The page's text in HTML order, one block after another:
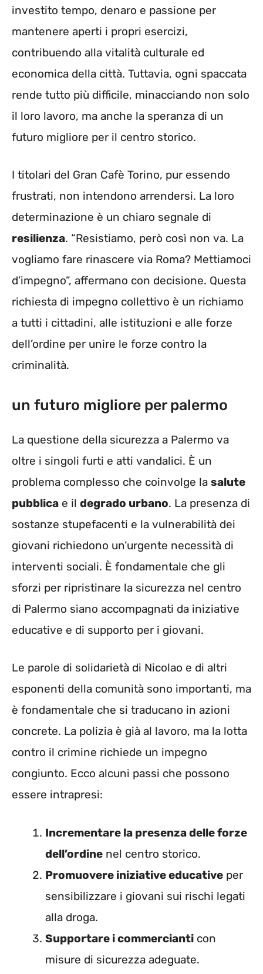
investito tempo, denaro e passione per
mantenere aperti i propri esercizi,
contribuendo alla vitalità culturale ed
economica della città. Tuttavia, ogni spaccata
rende tutto più difficile, minacciando non solo
il loro lavoro, ma anche la speranza di un
futuro migliore per il centro storico.
I titolari del Gran Cafè Torino, pur essendo
frustrati, non intendono arrendersi. La loro
determinazione è un chiaro segnale di
resilienza. “Resistiamo, però così non va. La
vogliamo fare rinascere via Roma? Mettiamoci
d’impegno”, affermano con decisione. Questa
richiesta di impegno collettivo è un richiamo
a tutti i cittadini, alle istituzioni e alle forze
dell’ordine per unire le forze contro la
criminalità.
un futuro migliore per palermo
La questione della sicurezza a Palermo va
oltre i singoli furti e atti vandalici. È un
problema complesso che coinvolge la salute
pubblica e il degrado urbano. La presenza di
sostanze stupefacenti e la vulnerabilità dei
giovani richiedono un’urgente necessità di
interventi sociali. È fondamentale che gli
sforzi per ripristinare la sicurezza nel centro
di Palermo siano accompagnati da iniziative
educative e di supporto per i giovani.
Le parole di solidarietà di Nicolao e di altri
esponenti della comunità sono importanti, ma
è fondamentale che si traducano in azioni
concrete. La polizia è già al lavoro, ma la lotta
contro il crimine richiede un impegno
congiunto. Ecco alcuni passi che possono
essere intrapresi:
Incrementare la presenza delle forze
dell’ordine nel centro storico.
Promuovere iniziative educative per
sensibilizzare i giovani sui rischi legati
alla droga.
Supportare i commercianti con
misure di sicurezza adeguate.